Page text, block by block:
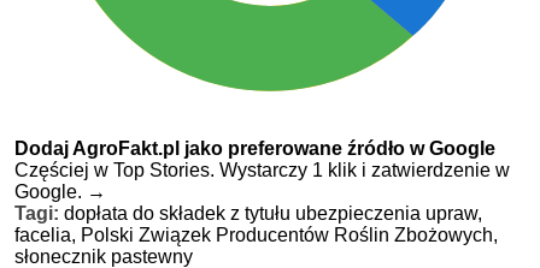
Dodaj AgroFakt.pl jako preferowane źródło w Google
Częściej w Top Stories. Wystarczy 1 klik i zatwierdzenie w
Google. →
Tagi: dopłata do składek z tytułu ubezpieczenia upraw,
facelia, Polski Związek Producentów Roślin Zbożowych,
słonecznik pastewny